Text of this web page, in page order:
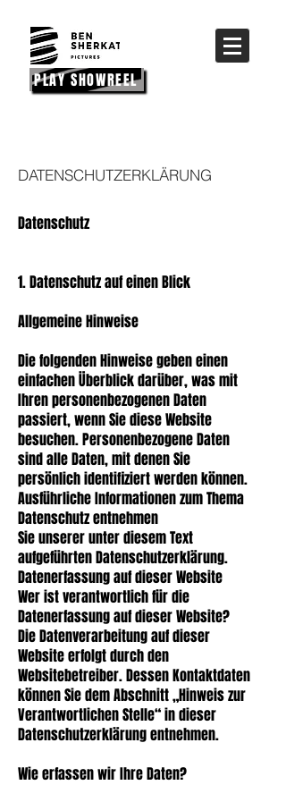
PLAY SHOWREEL
DATENSCHUTZERKLÄRUNG
Datenschutz
1. Datenschutz auf einen Blick
Allgemeine Hinweise
Die folgenden Hinweise geben einen
einfachen Überblick darüber, was mit
Ihren personenbezogenen Daten
passiert, wenn Sie diese Website
besuchen. Personenbezogene Daten
sind alle Daten, mit denen Sie
persönlich identifiziert werden können.
Ausführliche Informationen zum Thema
Datenschutz entnehmen
Sie unserer unter diesem Text
aufgeführten Datenschutzerklärung.
Datenerfassung auf dieser Website
Wer ist verantwortlich für die
Datenerfassung auf dieser Website?
Die Datenverarbeitung auf dieser
Website erfolgt durch den
Websitebetreiber. Dessen Kontaktdaten
können Sie dem Abschnitt „Hinweis zur
Verantwortlichen Stelle“ in dieser
Datenschutzerklärung entnehmen.
Wie erfassen wir Ihre Daten?